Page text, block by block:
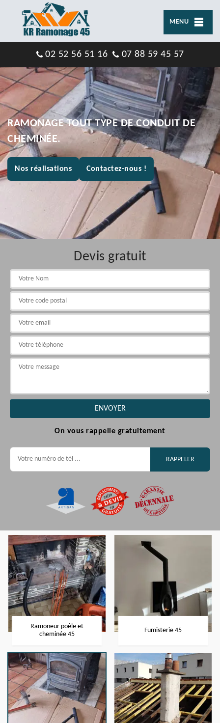
MENU
02 52 56 51 16 07 88 59 45 57
RAMONAGE TOUT TYPE DE CONDUIT DE
CHEMINÉE.
Nos réalisations Contactez-nous !
Devis gratuit
On vous rappelle gratuitement
Ramoneur poêle et
cheminée 45
Fumisterie 45